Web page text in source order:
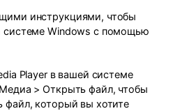
инструкциями, чтобы
системе Windows с помощью
Player в вашей системе
> Открыть файл, чтобы
файл, который вы хотите